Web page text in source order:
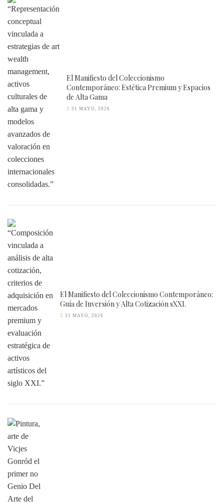
El Manifiesto del Coleccionismo
Contemporáneo: Estética Premium y Espacios
de Alta Gama
31 MAYO, 2026
El Manifiesto del Coleccionismo Contemporáneo:
Guía de Inversión y Alta Cotización sXXI.
31 MAYO, 2026